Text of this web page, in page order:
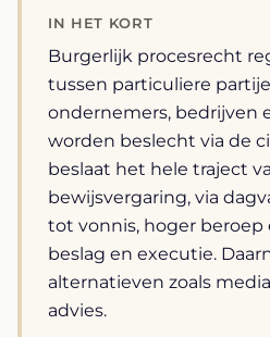
IN HET KORT
Burgerlijk procesrecht
tussen particuliere
ondernemers, bedrijven
worden beslecht via de
beslaat het hele traject
bewijsvergaring, via
tot vonnis, hoger beroep
beslag en executie.
alternatieven zoals
advies.